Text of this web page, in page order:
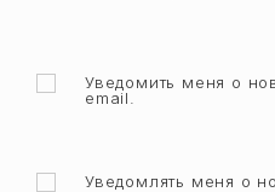
Уведомить меня о
email.
Уведомлять меня о